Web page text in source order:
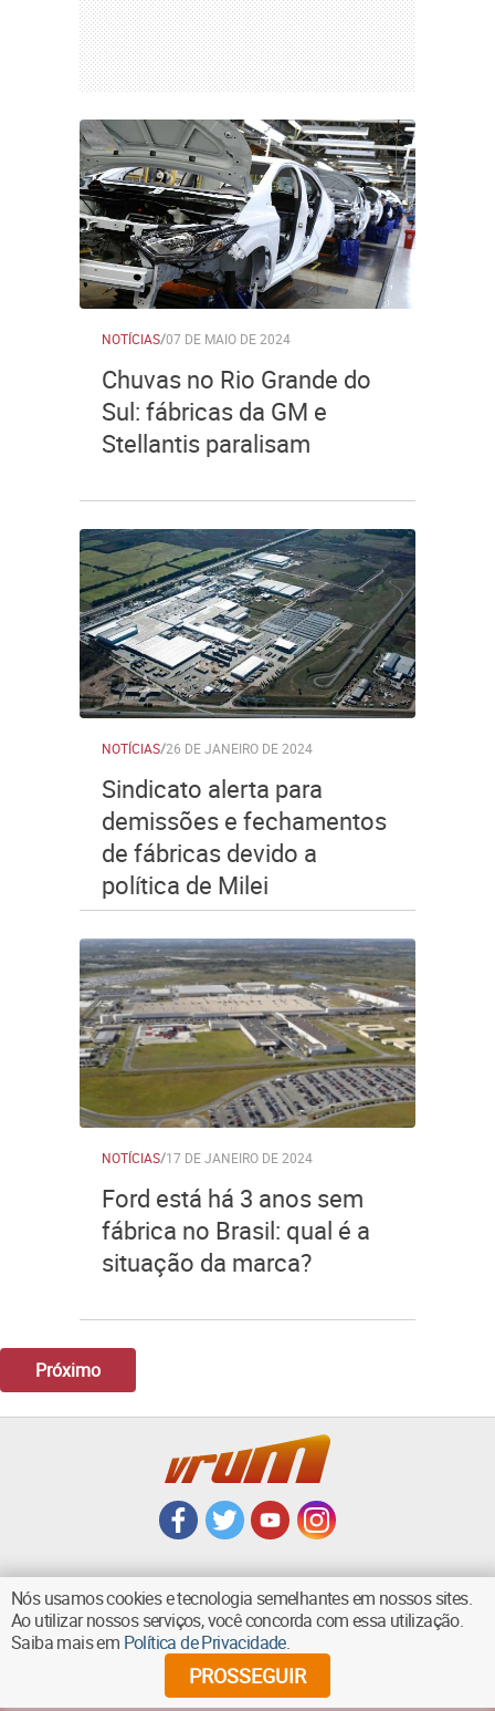
NOTÍCIAS/07 DE MAIO DE 2024
Chuvas no Rio Grande do
Sul: fábricas da GM e
Stellantis paralisam
NOTÍCIAS/26 DE JANEIRO DE 2024
Sindicato alerta para
demissões e fechamentos
de fábricas devido a
política de Milei
NOTÍCIAS/17 DE JANEIRO DE 2024
Ford está há 3 anos sem
fábrica no Brasil: qual é a
situação da marca?
Próximo
VOLTAR AO TOPO
Diários Associados - Todos os direitos reservados
Nós usamos cookies e tecnologia semelhantes em nossos sites.
Ao utilizar nossos serviços, você concorda com essa utilização.
Saiba mais em Política de Privacidade.
PROSSEGUIR